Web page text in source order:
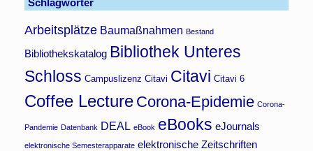
Schlagwörter
Arbeitsplätze Baumaßnahmen Bestand
Bibliothekskatalog Bibliothek Unteres
Schloss Campuslizenz Citavi Citavi Citavi 6
Coffee Lecture Corona-Epidemie Corona-
Pandemie Datenbank DEAL eBook eBooks eJournals
elektronische Semesterapparate elektronische Zeitschriften